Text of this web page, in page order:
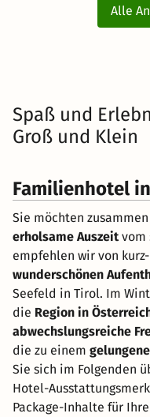
Alle
Spaß und
Groß und Klein
Familienhotel
Sie möchten zusammen
erholsame Auszeit vom
empfehlen wir von
wunderschönen
Seefeld in Tirol. Im
die Region in
abwechslungsreiche
die zu einem
Sie sich im Folgenden
Hotel-
Package-Inhalte für